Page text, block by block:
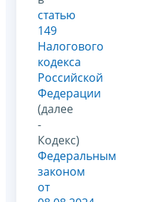
статью
149
Налогового
кодекса
Российской
Федерации
(далее
-
Кодекс)
Федеральным
законом
от